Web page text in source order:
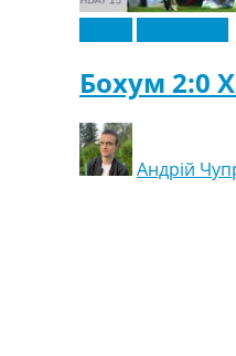
Бохум 2:0
Андрій